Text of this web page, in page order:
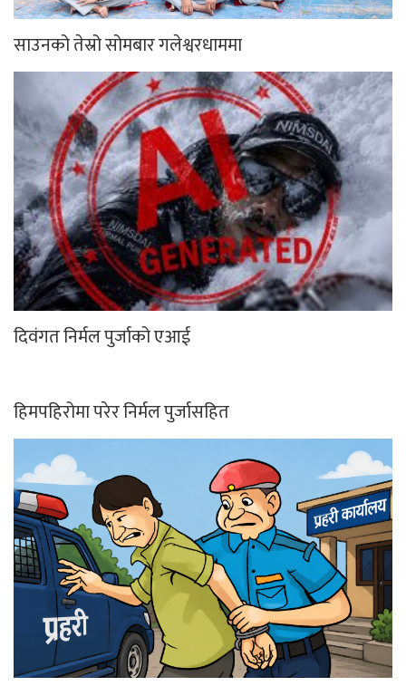
साउनको तेस्रो सोमबार गलेश्वरधाममा
दिवंगत निर्मल पुर्जाको एआई
हिमपहिरोमा परेर निर्मल पुर्जासहित